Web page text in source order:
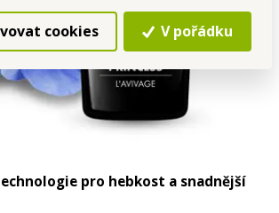
cookies V pořádku
pro hebkost a snadnější